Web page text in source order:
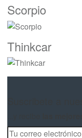
Scorpio
Thinkcar